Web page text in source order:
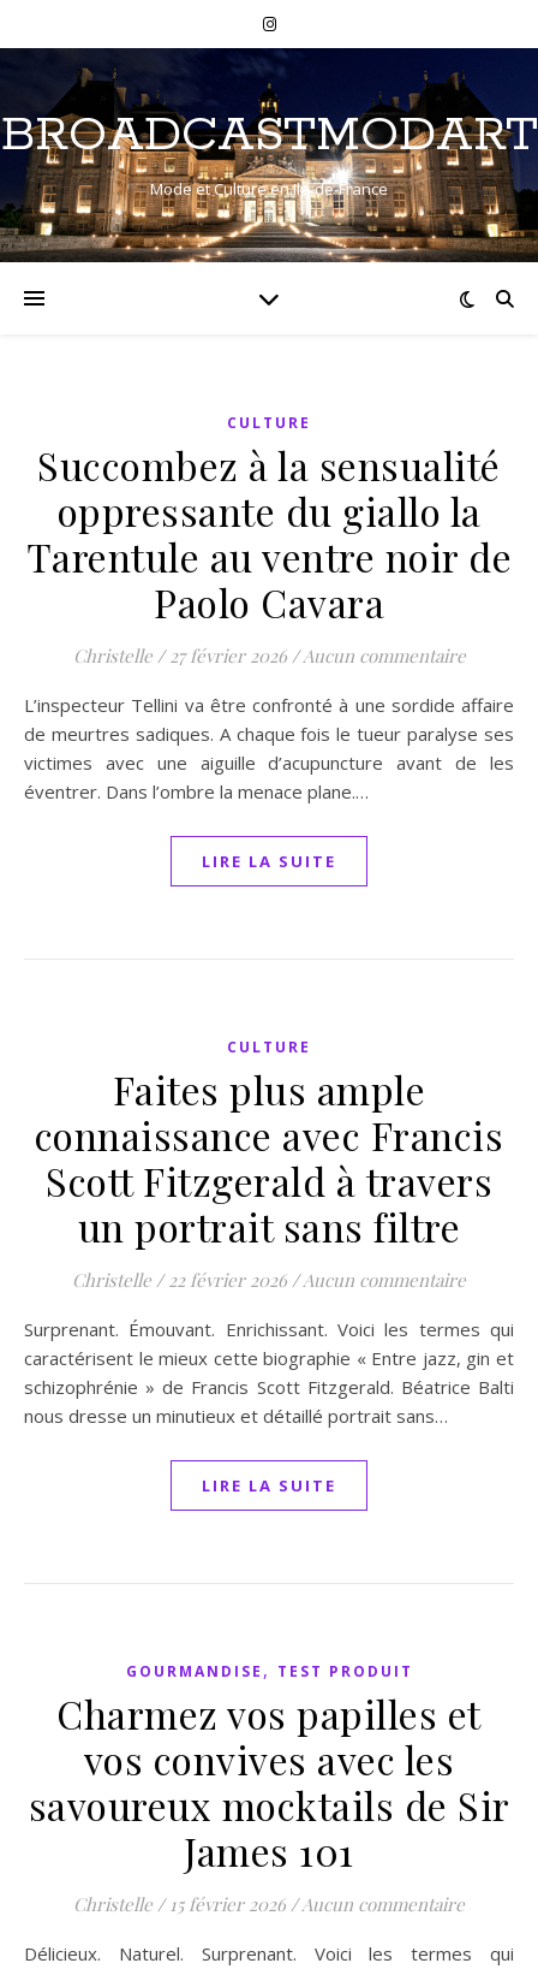
BROADCASTMODART
Mode et Culture en Ile-de-France
CULTURE
Succombez à la sensualité
oppressante du giallo la
Tarentule au ventre noir de
Paolo Cavara
Christelle / 27 février 2026 /Aucun commentaire
L’inspecteur Tellini va être confronté à une sordide affaire
de meurtres sadiques. A chaque fois le tueur paralyse ses
victimes avec une aiguille d’acupuncture avant de les
éventrer. Dans l’ombre la menace plane.…
LIRE LA SUITE
CULTURE
Faites plus ample
connaissance avec Francis
Scott Fitzgerald à travers
un portrait sans filtre
Christelle / 22 février 2026 /Aucun commentaire
Surprenant. Émouvant. Enrichissant. Voici les termes qui
caractérisent le mieux cette biographie « Entre jazz, gin et
schizophrénie » de Francis Scott Fitzgerald. Béatrice Balti
nous dresse un minutieux et détaillé portrait sans…
LIRE LA SUITE
GOURMANDISE , TEST PRODUIT
Charmez vos papilles et
vos convives avec les
savoureux mocktails de Sir
James 101
Christelle / 15 février 2026 /Aucun commentaire
Délicieux. Naturel. Surprenant. Voici les termes qui